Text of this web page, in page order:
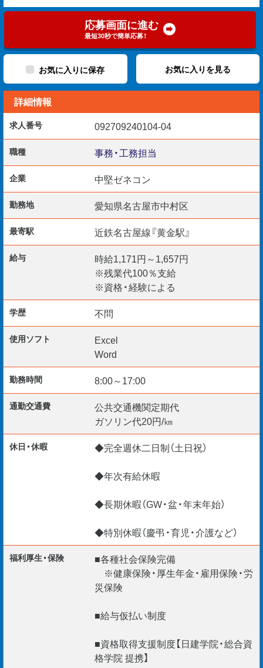
【歓迎要件】
◆実務経験1年以上
◆PCスキル（Word/Excel/タッチタイピング）
同様の実務経験者は優遇いたします★
【勤務開始日】 即日
現場まで車移動があるため免許は必須です。
名古屋で長期的に働きたい方は是非！！
☆給与仮払い制度アリ
☆資格取得支援制度アリ
☆リモート面談 随時実施中
☆TEL ・WEB ・チャットで応募受付中
*⌒*⌒*⌒*⌒*⌒*⌒*⌒*⌒*⌒*⌒*⌒*⌒*⌒*⌒*⌒*
国内外不問☆ご経験をお持ちの海外エンジニア応援
就労ビザの更新もサポートいたしますので、
外国籍のエンジニアも安心してご活躍頂けますよ！
*⌒*⌒*⌒*⌒*⌒*⌒*⌒*⌒*⌒*⌒*⌒*⌒*⌒*⌒*⌒*
応募画面に進む
最短30秒で簡単応募！
お気に入りに保存 お気に入りを見る
詳細情報
求人番号 092709240104-04
職種 事務・工務担当
企業 中堅ゼネコン
勤務地 愛知県名古屋市中村区
最寄駅 近鉄名古屋線『黄金駅』
給与
時給1,171円～1,657円
※残業代100％支給
※資格・経験による
学歴 不問
使用ソフト
Excel
Word
勤務時間 8:00～17:00
通勤交通費
公共交通機関定期代
ガソリン代20円/㎞
休日・休暇
◆完全週休二日制（土日祝）
◆年次有給休暇
◆長期休暇（GW・盆・年末年始）
◆特別休暇（慶弔・育児・介護など）
福利厚生・保険
■各種社会保険完備
※健康保険・厚生年金・雇用保険・労
災保険
■給与仮払い制度
■資格取得支援制度【日建学院・総合資
格学院 提携】